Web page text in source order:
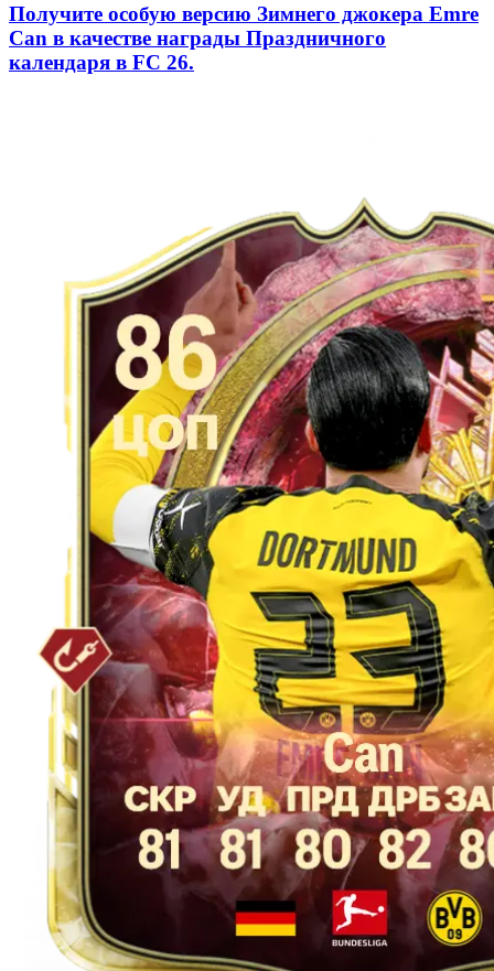
Получите особую версию Зимнего джокера Emre
Can в качестве награды Праздничного
календаря в FC 26.